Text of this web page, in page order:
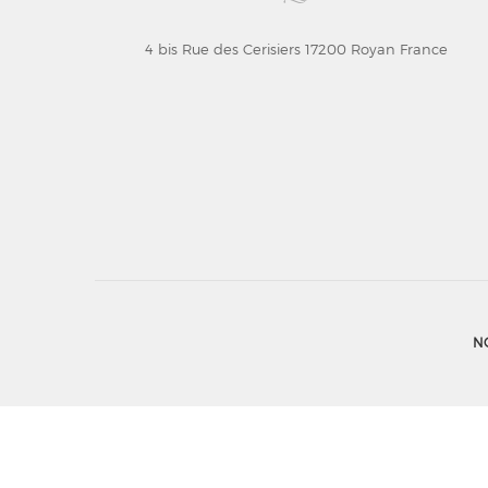
4 bis Rue des Cerisiers 17200 Royan France